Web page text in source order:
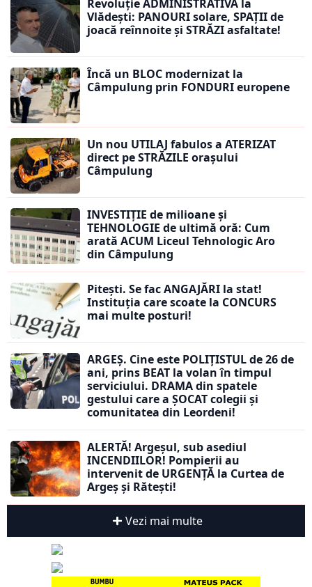
Revoluție ADMINISTRATIVĂ la
Vlădești: PANOURI solare, SPAȚII de
joacă reînnoite și STRĂZI asfaltate!
Încă un BLOC modernizat la
Câmpulung prin FONDURI europene
Un nou UTILAJ fabulos a ATERIZAT
direct pe STRĂZILE orașului
Câmpulung
INVESTIȚIE de milioane și
TEHNOLOGIE de ultimă oră: Cum
arată ACUM Liceul Tehnologic Aro
din Câmpulung
Pitești. Se fac ANGAJĂRI la stat!
Instituția care scoate la CONCURS
mai multe posturi!
ARGEȘ. Cine este POLIȚISTUL de 26 de
ani, prins BEAT la volan în timpul
serviciului. DRAMA din spatele
gestului care a ȘOCAT colegii și
comunitatea din Leordeni!
ALERTĂ! Argeșul, sub asediul
INCENDIILOR! Pompierii au
intervenit de URGENȚĂ la Curtea de
Argeș și Rătești!
Vezi mai multe